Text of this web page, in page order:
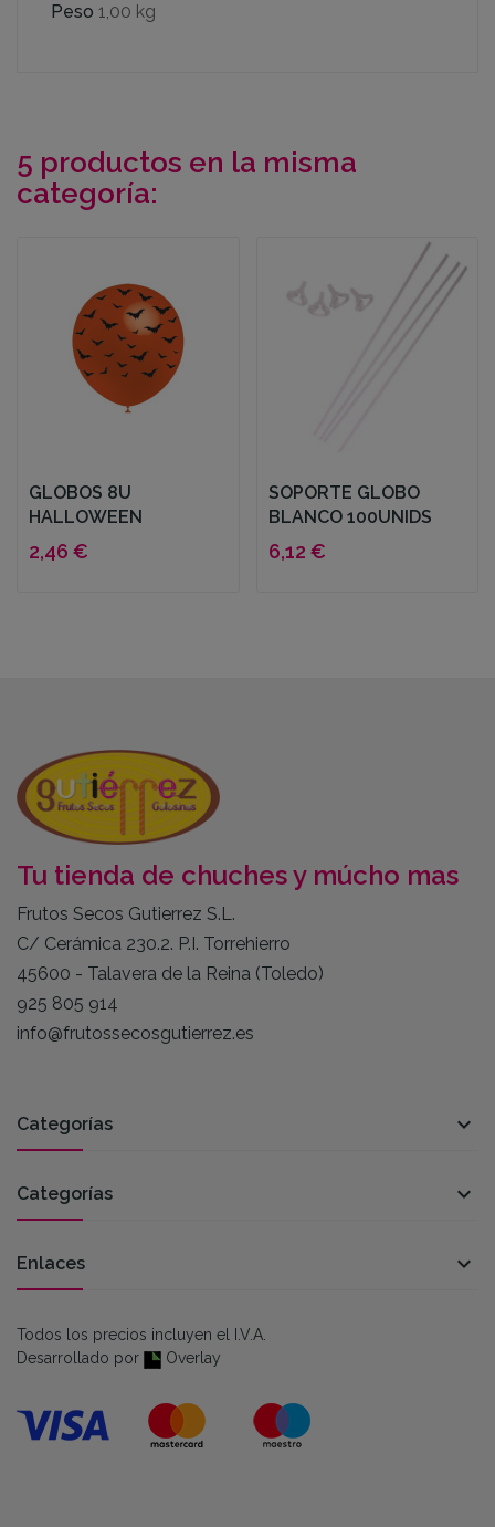
Peso 1,00 kg
5 productos en la misma
categoría:
GLOBOS 8U
HALLOWEEN
2,46 €
SOPORTE GLOBO
BLANCO 100UNIDS
6,12 €
Tu tienda de chuches y múcho mas
Frutos Secos Gutierrez S.L.
C/ Cerámica 230.2. P.I. Torrehierro
45600 - Talavera de la Reina (Toledo)
925 805 914
info@frutossecosgutierrez.es
Categorías 
Categorías 
Enlaces 
Todos los precios incluyen el I.V.A.
Desarrollado por
Overlay